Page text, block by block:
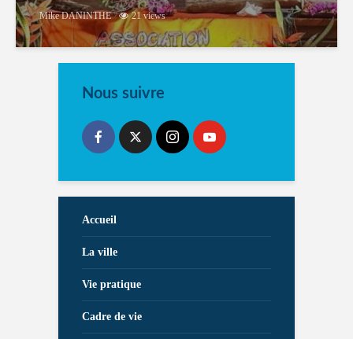
Mike DANINTHE 21 views
Nous suivre
Accueil
La ville
Vie pratique
Cadre de vie